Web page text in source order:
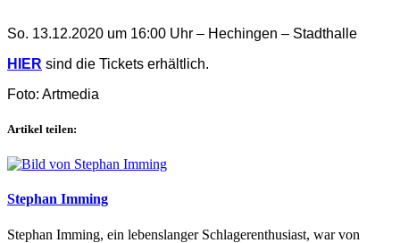
So. 13.12.2020 um 16:00 Uhr – Hechingen – Stadthalle
HIER sind die Tickets erhältlich.
Foto: Artmedia
Artikel teilen:
Stephan Imming
Stephan Imming, ein lebenslanger Schlagerenthusiast, war von